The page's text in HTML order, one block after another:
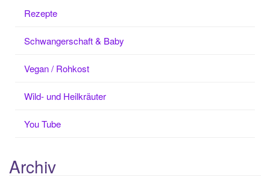
Rezepte
Schwangerschaft & Baby
Vegan / Rohkost
Wild- und Heilkräuter
You Tube
Archiv